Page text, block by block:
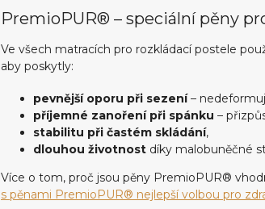
PremioPUR® – speciální pěny
Ve všech matracích pro rozkládací postele
aby poskytly:
pevnější oporu při sezení–
příjemné zanoření při spánku –
stabilitu při častém skládání,
dlouhou životnost díky malobuněčné
Více o tom, proč jsou pěny PremioPUR®
s pěnami PremioPUR® nejlepší volbou pro